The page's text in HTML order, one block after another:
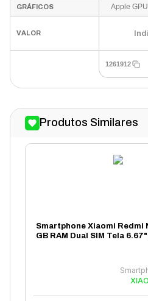
GRÁFICOS Apple
VALOR
1261912
Produtos Similares
Smartphone Xiaomi Redmi
GB RAM Dual SIM Tela